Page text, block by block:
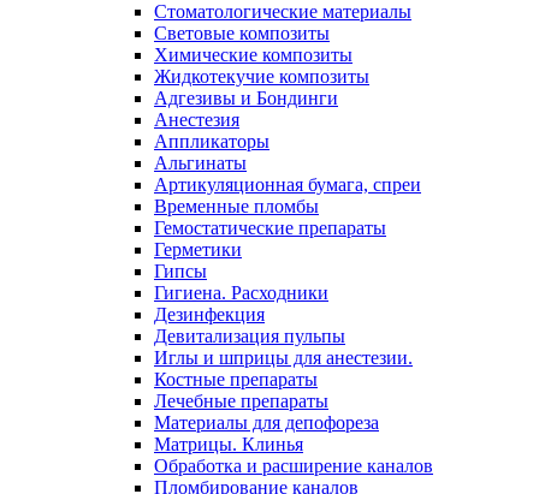
Стоматологические материалы
Световые композиты
Химические композиты
Жидкотекучие композиты
Адгезивы и Бондинги
Анестезия
Аппликаторы
Альгинаты
Артикуляционная бумага, спреи
Временные пломбы
Гемостатические препараты
Герметики
Гипсы
Гигиена. Расходники
Дезинфекция
Девитализация пульпы
Иглы и шприцы для анестезии.
Костные препараты
Лечебные препараты
Материалы для депофореза
Матрицы. Клинья
Обработка и расширение каналов
Пломбирование каналов